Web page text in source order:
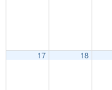
17 18